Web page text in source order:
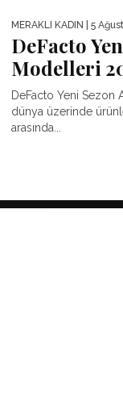
MERAKLI KADIN | 5
DeFacto
Modelleri
DeFacto Yeni Sezon
dünya üzerinde
arasında...